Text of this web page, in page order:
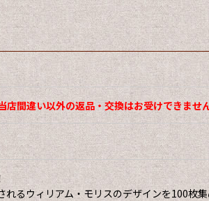
店間違い以外の返品・交換はお受けできませ
るウィリアム・モリスのデザインを100枚集